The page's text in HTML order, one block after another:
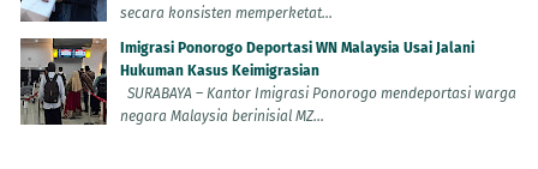
secara konsisten memperketat...
Imigrasi Ponorogo Deportasi WN Malaysia Usai Jalani
Hukuman Kasus Keimigrasian
SURABAYA – Kantor Imigrasi Ponorogo mendeportasi warga
negara Malaysia berinisial MZ...